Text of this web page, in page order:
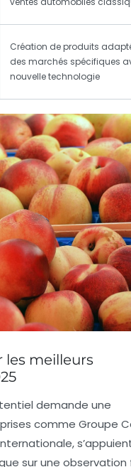
Création de produits
des marchés spécifiques
nouvelle technologie
meilleurs
demande une
comme Groupe
sur une observation